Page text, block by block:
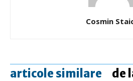
Cosmin
articole similare de